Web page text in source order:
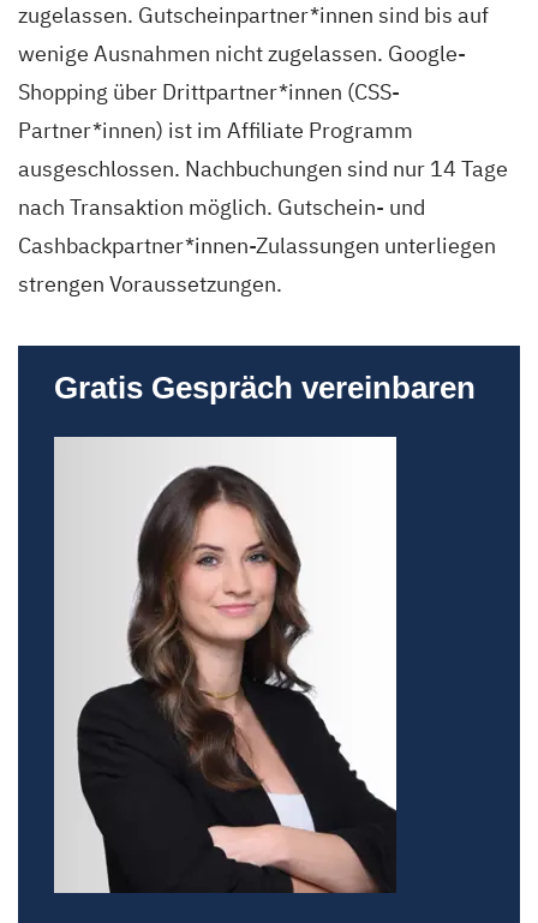
zugelassen. Gutscheinpartner*innen sind bis auf
wenige Ausnahmen nicht zugelassen. Google-
Shopping über Drittpartner*innen (CSS-
Partner*innen) ist im Affiliate Programm
ausgeschlossen. Nachbuchungen sind nur 14 Tage
nach Transaktion möglich. Gutschein- und
Cashbackpartner*innen-Zulassungen unterliegen
strengen Voraussetzungen.
Gratis Gespräch vereinbaren